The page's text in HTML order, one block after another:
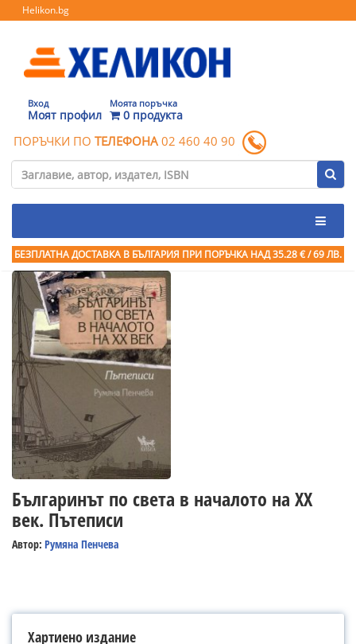
Helikon.bg
Вход
Моят профил
Моята поръчка
0 продукта
ПОРЪЧКИ ПО ТЕЛЕФОНА 02 460 40 90
БЕЗПЛАТНА ДОСТАВКА В БЪЛГАРИЯ ПРИ ПОРЪЧКА НАД 35.28 € / 69 ЛВ.
Българинът по света в началото на ХХ
век. Пътеписи
Автор: Румяна Пенчева
Хартиено издание